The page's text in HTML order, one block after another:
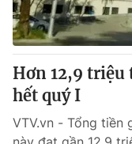
Hơn 12,9 triệu
hết quý I
VTV.vn - Tổng tiền